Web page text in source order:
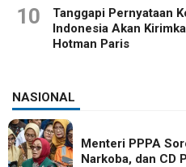
10
Tanggapi Pernyataan
Indonesia Akan
Hotman Paris
NASIONAL
Menteri PPPA
Narkoba, dan CD